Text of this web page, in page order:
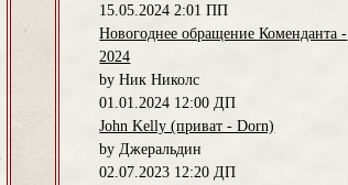
15.05.2024 2:01 ПП
Новогоднее обращение Коменданта -
2024
by Ник Николс
01.01.2024 12:00 ДП
John Kelly (приват - Dorn)
by Джеральдин
02.07.2023 12:20 ДП